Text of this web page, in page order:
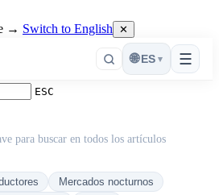
→ Switch to English ✕
☰
🌐 ES ▾
ESC
para buscar en todos los artículos
Mercados nocturnos